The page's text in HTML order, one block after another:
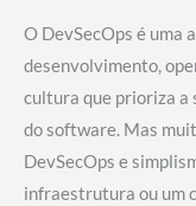
O DevSecOps é uma
desenvolvimento,
cultura que prioriza a
do software. Mas
DevSecOps e
infraestrutura ou um